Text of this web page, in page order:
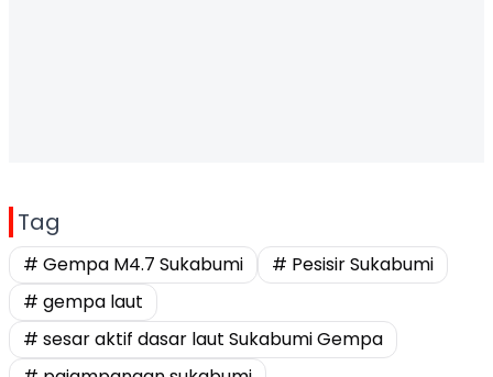
Tag
# Gempa M4.7 Sukabumi
# Pesisir Sukabumi
# gempa laut
# sesar aktif dasar laut Sukabumi Gempa